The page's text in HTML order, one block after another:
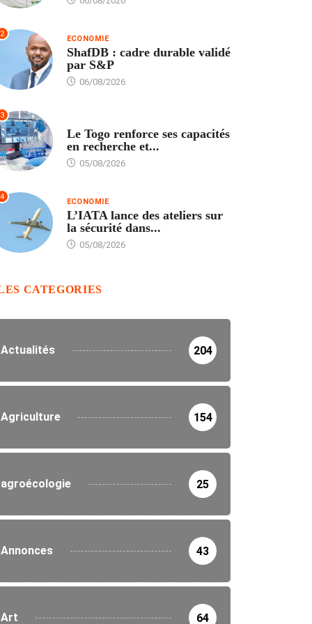
2 ECONOMIE
ShafDB : cadre durable validé
par S&P
06/08/2026
3
Le Togo renforce ses capacités
en recherche et...
05/08/2026
4 ECONOMIE
L’IATA lance des ateliers sur
la sécurité dans...
05/08/2026
CATEGORIES
Actualités 204
Agriculture 154
agroécologie 25
Annonces 43
Art 64